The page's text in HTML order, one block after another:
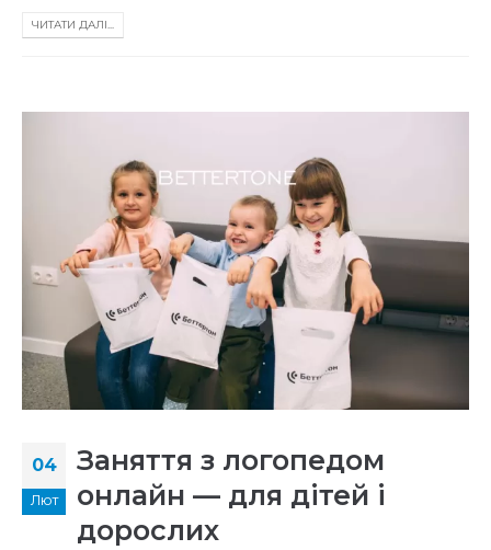
ЧИТАТИ ДАЛІ...
04
Лют
Заняття з логопедом
онлайн — для дітей і
дорослих